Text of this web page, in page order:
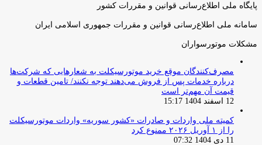
پایگاه ملی اطلاع‌رسانی قوانین و مقررات کشور
سامانه ملی اطلاع‌رسانی قوانین و مقررات جمهوری اسلامی ایران
مشکلات موتورسواران
مصرف‌کنندگان موقع خرید موتورسیکلت به شعارهایی که شرکت‌ها
درباره خدمات پس از فروش می‌دهند توجه نکنند/ تامین قطعات و
قیمت آن مهم‌تر است
12 اسفند 1404 15:17
کمیته ملی واردات و صادرات «کشور سوریه» واردات موتورسیکلت
را از ۱ آوریل ۲۰۲۶ ممنوع کرد
11 دی 1404 07:32